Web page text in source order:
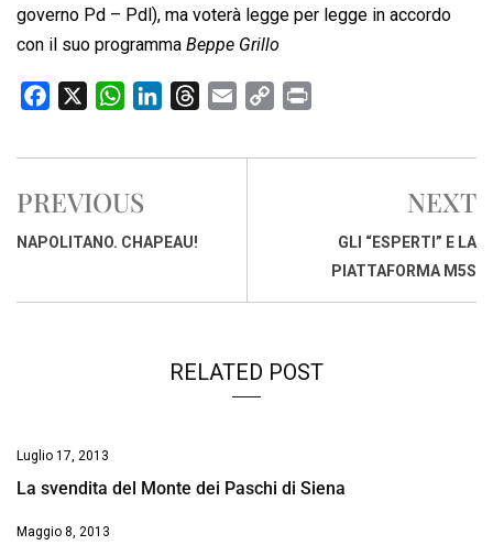
governo Pd – Pdl), ma voterà legge per legge in accordo
con il suo programma Beppe Grillo
c
b
o
W
a
s
A
n
d
r
a
p
i
PREVIOUS
NAPOLITANO. CHAPEAU!
NEXT
GLI “ESPERTI” E LA
PIATTAFORMA M5S
RELATED POST
Luglio 17, 2013
La svendita del Monte dei Paschi di Siena
Maggio 8, 2013